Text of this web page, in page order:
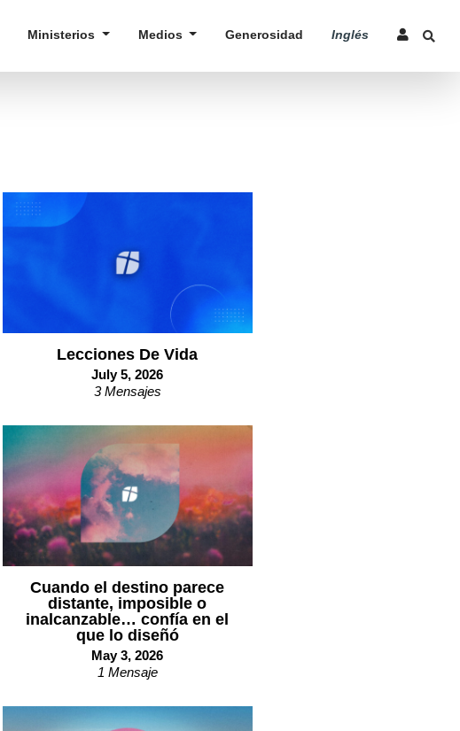
Ministerios Medios Generosidad Inglés
Lecciones De Vida
July 5, 2026
3 Mensajes
Cuando el destino parece
distante, imposible o
inalcanzable… confía en el
que lo diseñó
May 3, 2026
1 Mensaje